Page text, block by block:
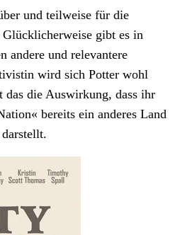
und teilweise für die
gibt es in
andere und relevantere
wird sich Potter wohl
das die Auswirkung, dass ihr
bereits ein anderes Land